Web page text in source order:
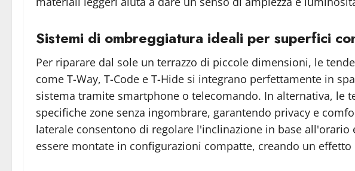
Sistemi di ombreggiatura ideali per superfici
Per riparare dal sole un terrazzo di piccole dimensioni, le
come T-Way, T-Code e T-Hide si integrano perfettamente in
sistema tramite smartphone o telecomando. In alternativa, le
specifiche zone senza ingombrare, garantendo privacy e
laterale consentono di regolare l'inclinazione in base all'orario
essere montate in configurazioni compatte, creando un